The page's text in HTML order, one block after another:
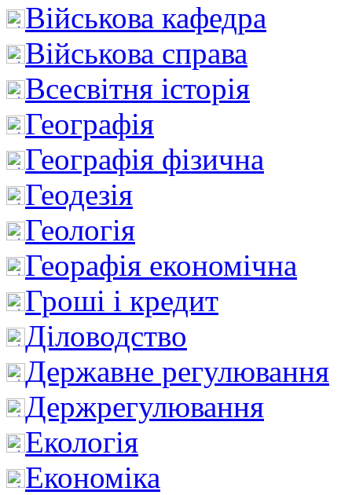
Військова кафедра
Військова справа
Всесвітня історія
Географія
Географія фізична
Геодезія
Геологія
Георафія економічна
Гроші і кредит
Діловодство
Державне регулювання
Держрегулювання
Екологія
Економіка